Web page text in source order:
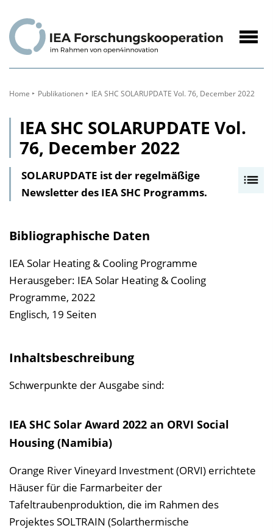
Inhalt
Home Publikationen IEA SHC SOLARUPDATE Vol. 76, December 2022
IEA SHC SOLARUPDATE Vol.
76, December 2022
s
SOLARUPDATE ist der regelmäßige
Newsletter des IEA SHC Programms.
Bibliographische Daten
IEA Solar Heating & Cooling Programme
Herausgeber: IEA Solar Heating & Cooling
Programme, 2022
Englisch, 19 Seiten
Inhaltsbeschreibung
Schwerpunkte der Ausgabe sind:
IEA SHC Solar Award 2022 an ORVI Social
Housing (Namibia)
Orange River Vineyard Investment (ORVI) errichtete
Häuser für die Farmarbeiter der
Tafeltraubenproduktion, die im Rahmen des
Projektes SOLTRAIN (Solarthermische